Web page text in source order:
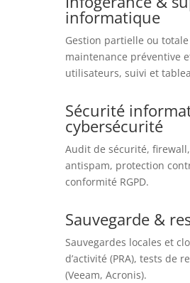
informatique
Gestion partielle ou
maintenance préventive
utilisateurs, suivi et
Sécurité
cybersécurité
Audit de sécurité,
antispam, protection
conformité RGPD.
Sauvegarde &
Sauvegardes locales et
d’activité (PRA), tests de
(Veeam, Acronis).